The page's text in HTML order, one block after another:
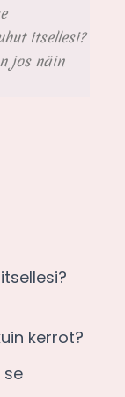
itsellesi?
jos näin
kerrot?
se